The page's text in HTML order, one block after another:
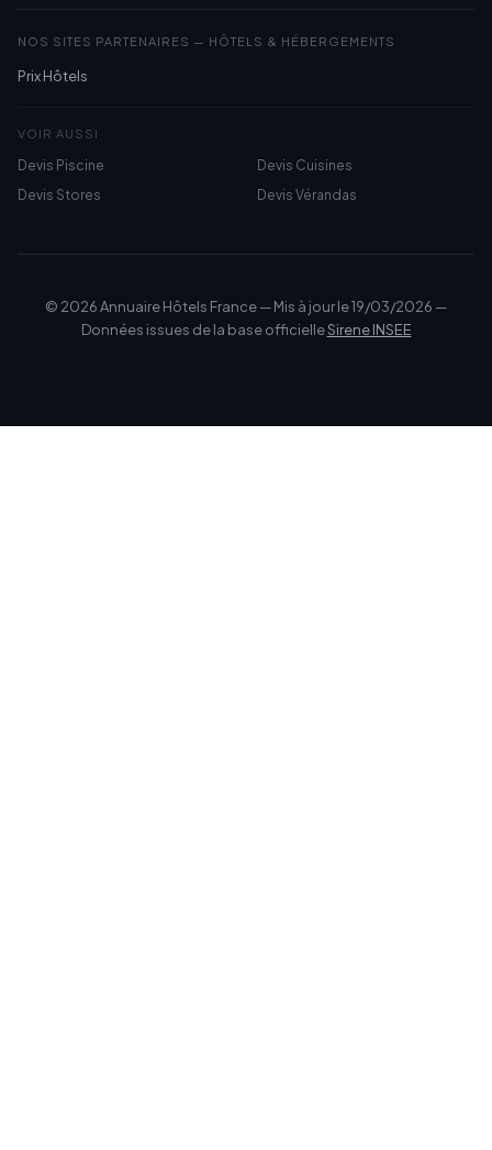
NOS SITES PARTENAIRES — HÔTELS & HÉBERGEMENTS
Prix Hôtels
VOIR AUSSI
Devis Piscine
Devis Cuisines
Devis Stores
Devis Vérandas
© 2026 Annuaire Hôtels France — Mis à jour le 19/03/2026 —
Données issues de la base officielleSirene INSEE